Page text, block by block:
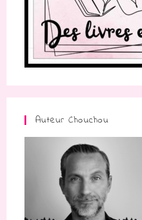
Auteur Chouchou